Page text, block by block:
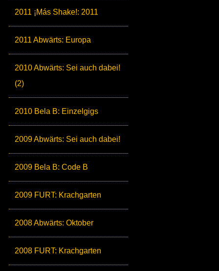
2011 ¡Más Shake!: 2011
2011 Abwärts: Europa
2010 Abwärts: Sei auch dabei!
(2)
2010 Bela B: Einzelgigs
2009 Abwärts: Sei auch dabei!
2009 Bela B: Code B
2009 FURT: Krachgarten
2008 Abwärts: Oktober
2008 FURT: Krachgarten